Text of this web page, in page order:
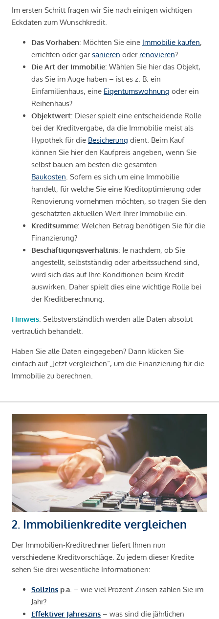
Im ersten Schritt fragen wir Sie nach einigen wichtigen
Eckdaten zum Wunschkredit.
Das Vorhaben: Möchten Sie eine Immobilie kaufen,
errichten oder garsanieren oder renovieren?
Die Art der Immobilie: Wählen Sie hier das Objekt,
das Sie im Auge haben – ist es z. B. ein
Einfamilienhaus, eine Eigentumswohnung oder ein
Reihenhaus?
Objektwert: Dieser spielt eine entscheidende Rolle
bei der Kreditvergabe, da die Immobilie meist als
Hypothek für die Besicherung dient. Beim Kauf
können Sie hier den Kaufpreis angeben, wenn Sie
selbst bauen am besten die gesamten
Baukosten . Sofern es sich um eine Immobilie
handelt, für welche Sie eine Kreditoptimierung oder
Renovierung vornehmen möchten, so tragen Sie den
geschätzten aktuellen Wert Ihrer Immobilie ein.
Kreditsumme: Welchen Betrag benötigen Sie für die
Finanzierung?
Beschäftigungsverhältnis: Je nachdem, ob Sie
angestellt, selbstständig oder arbeitssuchend sind,
wird sich das auf Ihre Konditionen beim Kredit
auswirken. Daher spielt dies eine wichtige Rolle bei
der Kreditberechnung.
Hinweis: Selbstverständlich werden alle Daten absolut
vertraulich behandelt.
Haben Sie alle Daten eingegeben? Dann klicken Sie
einfach auf „Jetzt vergleichen“, um die Finanzierung für die
Immobilie zu berechnen.
2. Immobilienkredite vergleichen
Der Immobilien-Kreditrechner liefert Ihnen nun
verschiedene Kreditvorschläge. Zu jedem dieser Kredite
sehen Sie drei wesentliche Informationen:
Sollzins p.a . – wie viel Prozent Zinsen zahlen Sie im
Jahr?
Effektiver Jahreszins – was sind die jährlichen